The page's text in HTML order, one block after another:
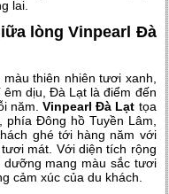
lai.
lòng Vinpearl Đà
thiên nhiên tươi xanh,
dịu, Đà Lạt là điểm đến
năm.Vinpearl Đà Lạt tọa
phía Đông hồ Tuyền Lâm,
ghé tới hàng năm với
mát. Với diện tích rộng
mang màu sắc tươi
cảm xúc của du khách.